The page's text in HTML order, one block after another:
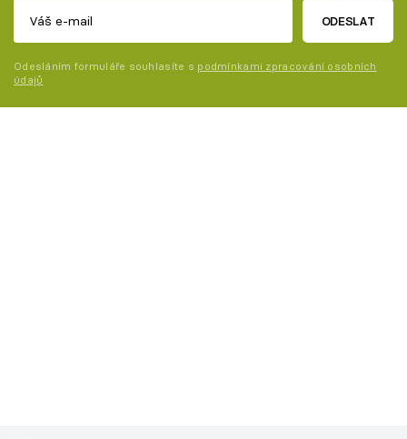
ODESLAT
Odesláním formuláře souhlasíte s podmínkami zpracování osobních
údajů